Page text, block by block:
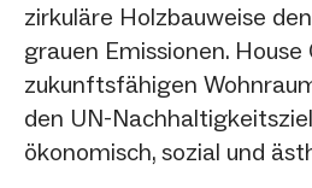
zirkuläre Holzbauweise
grauen Emissionen.
zukunftsfähigen
den UN-
ökonomisch, sozial und